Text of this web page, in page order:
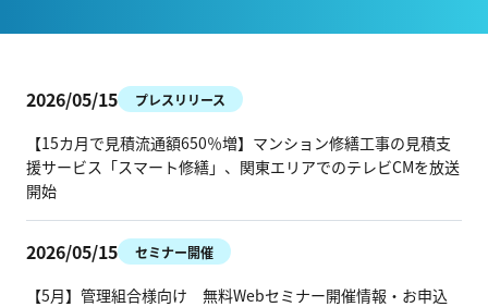
事業紹介
メンバー
ブログメディア
2026/05/15 プレスリリース
【15カ月で見積流通額650％増】マンション修繕工事の見積支
援サービス「スマート修繕」、関東エリアでのテレビCMを放送
開始
2026/05/15 セミナー開催
【5月】管理組合様向け 無料Webセミナー開催情報・お申込